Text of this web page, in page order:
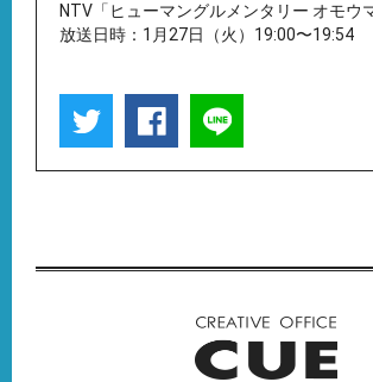
NTV「ヒューマングルメンタリー オモウ
放送日時：1月27日（火）19:00〜19:54